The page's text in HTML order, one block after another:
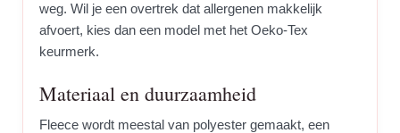
weg. Wil je een overtrek dat allergenen makkelijk
afvoert, kies dan een model met het Oeko-Tex
keurmerk.
Materiaal en duurzaamheid
Fleece wordt meestal van polyester gemaakt, een